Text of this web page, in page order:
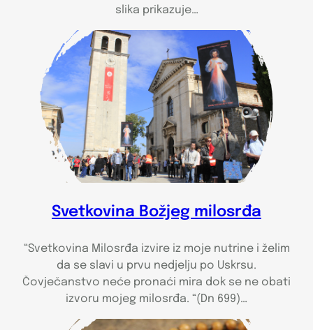
slika prikazuje…
Svetkovina Božjeg milosrđa
“Svetkovina Milosrđa izvire iz moje nutrine i želim
da se slavi u prvu nedjelju po Uskrsu.
Čovječanstvo neće pronaći mira dok se ne obati
izvoru mojeg milosrđa. “(Dn 699)…